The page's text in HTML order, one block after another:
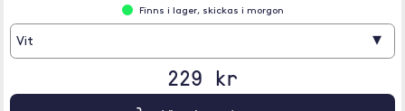
Finns i lager, skickas i morgon
Vit ▾
229 kr